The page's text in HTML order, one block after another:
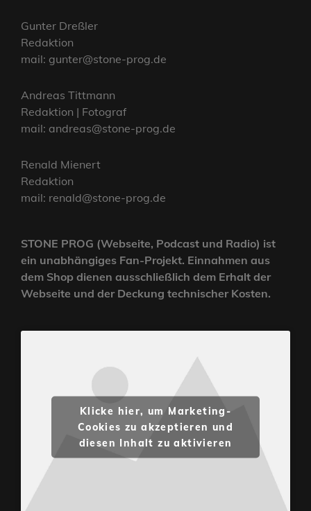
Gunter Dreßler
Redaktion
mail: gunter@stone-prog.de
Andreas Tittmann
Redaktion | Fotograf
mail: andreas@stone-prog.de
Renald Mienert
Redaktion
mail: renald@stone-prog.de
STONE PROG (Webseite, Podcast und Radio) ist
ein unabhängiges Fan-Projekt. Einnahmen aus
dem Shop dienen ausschließlich dem Erhalt der
Webseite und der Deckung technischer Kosten.
Klicke hier, um Marketing-
Cookies zu akzeptieren und
diesen Inhalt zu aktivieren